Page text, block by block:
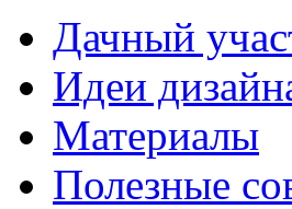
Дачный
Идеи
Материалы
Полезные